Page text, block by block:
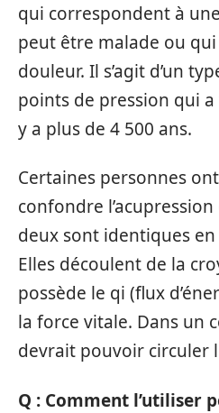
qui correspondent à
peut être malade ou
douleur. Il s’agit d’un
points de pression qui
y a plus de 4 500 ans.
Certaines personnes
confondre
deux sont identiques
Elles découlent de la
possède le qi (flux
la force vitale. Dans un
devrait pouvoir circuler
Q : Comment l’utiliser